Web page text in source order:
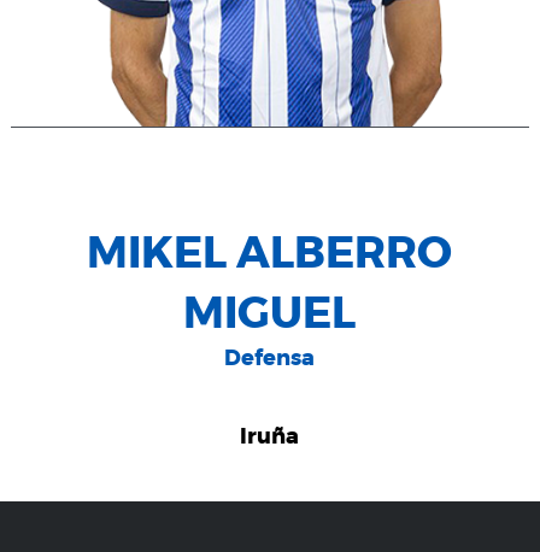
MIKEL ALBERRO
MIGUEL
Defensa
Iruña